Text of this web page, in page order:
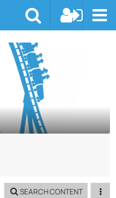
SEARCH CONTENT